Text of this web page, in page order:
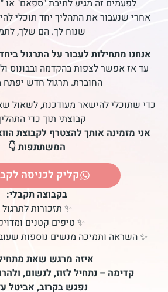
לפעמים זה מגיע לתיבת "ספאם" או
אחרי שנעבור את התהליך יחד תוכלי
שנוח לך. הם שלך,
אנחנו מתחילות לעבור על התרגול ביחד,
עד אז אפשר לצפות בהקדמה ובבונוס
החוברת. תרגול חדש יפתח
כדי שתוכלי להישאר מעודכנת, לשאול
קבוצתי תוך כדי
אני מזמינה אותך להצטרף לקבוצת
המשתתפות 👇
קליק לכניסה
בקבוצה תקבלי:
✨ תזכורות לתרגול
✨ טיפים קטנים
✨ השראה ותמיכה מנשים נוספות
איזה מרגש שאת
קדימה – נתחיל לזוז, לנשום,
נפגש בקרוב, אביטל